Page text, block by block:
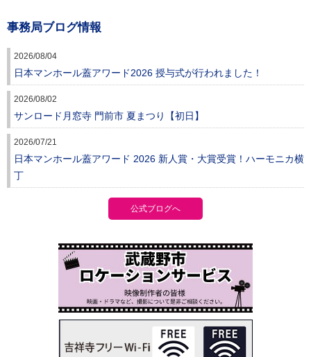
事務局ブログ情報
2026/08/04
日本マンホール蓋アワード2026 授与式が行われました！
2026/08/02
サンロード月窓寺 門前市 夏まつり【初日】
2026/07/21
日本マンホール蓋アワード 2026 新人賞・大賞受賞！ハーモニカ横
丁
公式ブログへ